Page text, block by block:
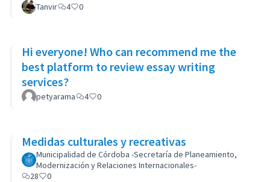
Tanvir 4 0
Hi everyone! Who can recommend me the
best platform to review essay writing
services?
petyarama 4 0
Medidas culturales y recreativas
Municipalidad de Córdoba -Secretaría de Planeamiento,
Modernización y Relaciones Internacionales-
28
0